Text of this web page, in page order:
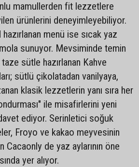
mamullerden fit lezzetlere
ürünlerini deneyimleyebiliyor.
menü ise sıcak yaz
sunuyor. Mevsiminde temin
sütle hazırlanan Kahve
sütlü çikolatadan vanilyaya,
klasik lezzetlerin yanı sıra her
ile misafirlerini yeni
ediyor. Serinletici soğuk
Froyo ve kakao meyvesinin
Cacaonly de yaz aylarının öne
yer alıyor.